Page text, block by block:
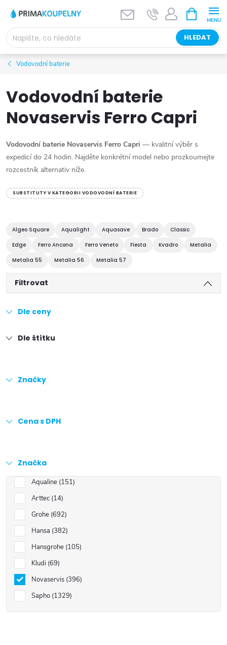
obsah
HLEDAT
NÁKUPNÍ
KOŠÍK
Vodovodní baterie
Vodovodní baterie
Novaservis Ferro Capri
Vodovodní baterie Novaservis Ferro Capri — kvalitní výběr s
expedicí do 24 hodin. Najděte konkrétní model nebo prozkoumejte
rozcestník alternativ níže.
SUBSTITUTY V KATEGORII VODOVODNÍ BATERIE
Algeo Square Aqualight Aquasave Brado
Classic
Edge
Ferro Ancona Ferro Veneto Fiesta Kvadro
Metalia
Metalia 55
Metalia 56 Metalia 57
Filtrovat
Dle ceny
Dle štítku
Značky
Cena s DPH
Značka
Aqualine 151
Arttec 14
Grohe 692
Hansa 382
Hansgrohe 105
Kludi 69
Novaservis 396
Sapho 1329